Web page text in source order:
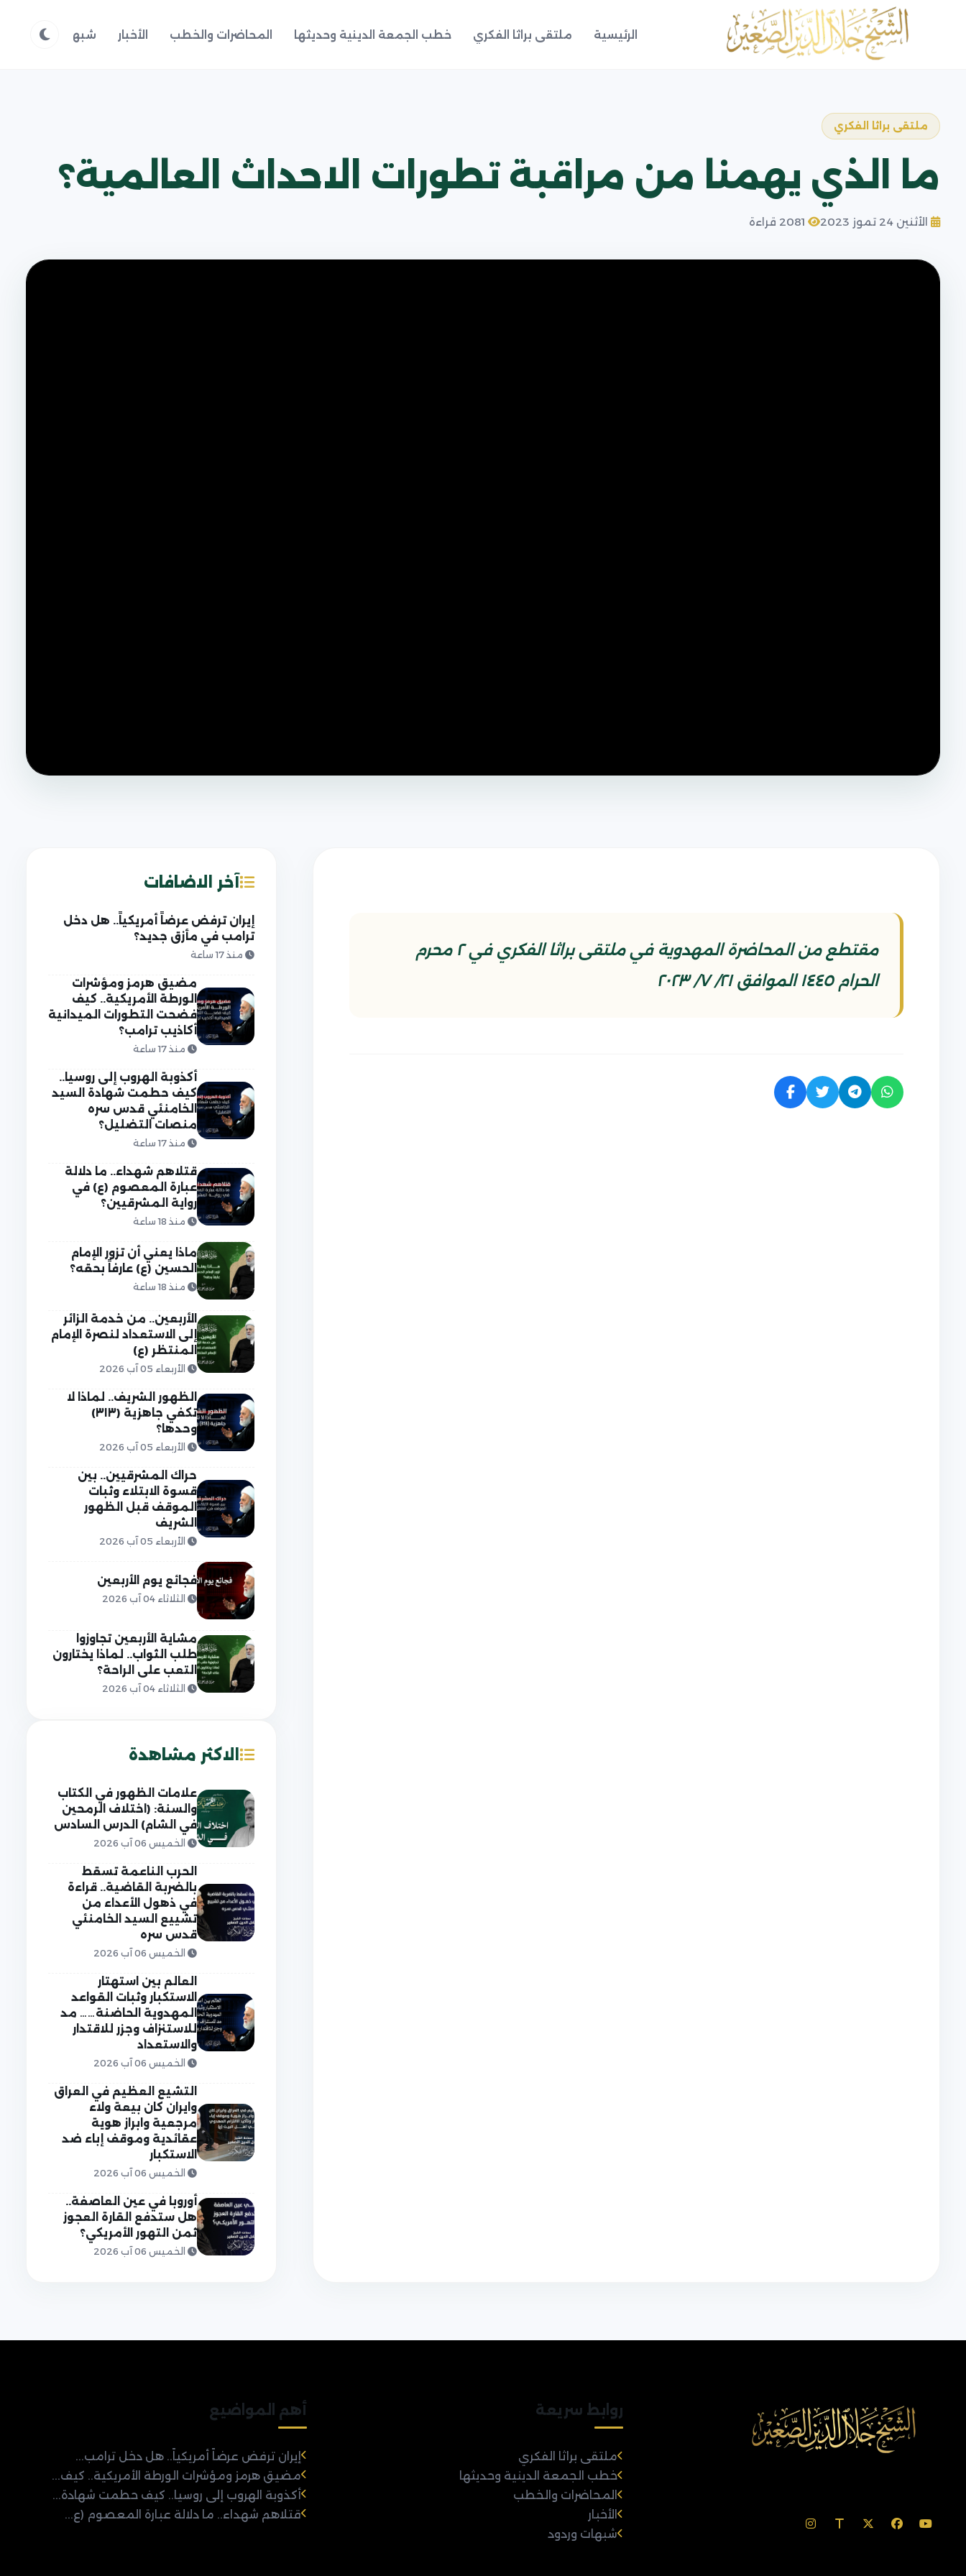
الرئيسية ملتقى براثا الفكري خطب الجمعة الدينية وحديثها المحاضرات والخطب الأخبار شبهات وردود
ملتقى براثا الفكري
ما الذي يهمنا من مراقبة تطورات الاحداث العالمية؟
الأثنين 24 تموز 2023
مقتطع من المحاضرة المهدوية في ملتقى براثا الفكري في ٢ محرم
الحرام ١٤٤٥ الموافق ٢١/ ٧/ ٢٠٢٣
آخر الاضافات
إيران ترفض عرضاً أمريكياً.. هل دخل
ترامب في مأزق جديد؟
منذ 17 ساعة
مضيق هرمز ومؤشرات
الورطة الأمريكية.. كيف
فضحت التطورات الميدانية
أكاذيب ترامب؟
منذ 17 ساعة
أكذوبة الهروب إلى روسيا..
كيف حطمت شهادة السيد
الخامنئي قدس سره
منصات التضليل؟
منذ 17 ساعة
قتلاهم شهداء.. ما دلالة
عبارة المعصوم (ع) في
رواية المشرقيين؟
منذ 18 ساعة
ماذا يعني أن تزور الإمام
الحسين (ع) عارفاً بحقه؟
منذ 18 ساعة
الأربعين.. من خدمة الزائر
إلى الاستعداد لنصرة الإمام
المنتظر (ع)
الأربعاء 05 آب 2026
الظهور الشريف.. لماذا لا
تكفي جاهزية (٣١٣)
وحدها؟
الأربعاء 05 آب 2026
حراك المشرقيين.. بين
قسوة الابتلاء وثبات
الموقف قبل الظهور
الشريف
الأربعاء 05 آب 2026
فجائع يوم الأربعين
الثلاثاء 04 آب 2026
مشاية الأربعين تجاوزوا
طلب الثواب.. لماذا يختارون
التعب على الراحة؟
الثلاثاء 04 آب 2026
الاكثر مشاهدة
علامات الظهور في الكتاب
والسنة: (اختلاف الرمحين
في الشام) الدرس السادس
الخميس 06 آب 2026
الحرب الناعمة تسقط
بالضربة القاضية.. قراءة
في ذهول الأعداء من
تشييع السيد الخامنئي
قدس سره
الخميس 06 آب 2026
العالم بين استهتار
الاستكبار وثبات القواعد
المهدوية الحاضنة…… مد
للاستنزاف وجزر للاقتدار
والاستعداد
الخميس 06 آب 2026
التشيع العظيم في العراق
وايران كان بيعة ولاء
مرجعية وابراز هوية
عقائدية وموقف إباء ضد
الاستكبار
الخميس 06 آب 2026
أوروبا في عين العاصفة..
هل ستدفع القارة العجوز
ثمن التهور الأمريكي؟
الخميس 06 آب 2026
روابط سريعة
ملتقى براثا الفكري
خطب الجمعة الدينية وحديثها
المحاضرات والخطب
الأخبار
شبهات وردود
أهم المواضيع
إيران ترفض عرضاً أمريكياً.. هل دخل ترامب...
مضيق هرمز ومؤشرات الورطة الأمريكية.. كيف...
أكذوبة الهروب إلى روسيا.. كيف حطمت شهادة...
قتلاهم شهداء.. ما دلالة عبارة المعصوم (ع...